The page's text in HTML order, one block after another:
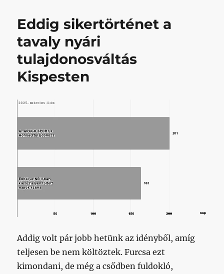
Eddig sikertörténet a
tavaly nyári
tulajdonosváltás
Kispesten
Addig volt pár jobb hetünk az idényből, amíg
teljesen be nem költöztek. Furcsa ezt
kimondani, de még a csődben fuldokló,